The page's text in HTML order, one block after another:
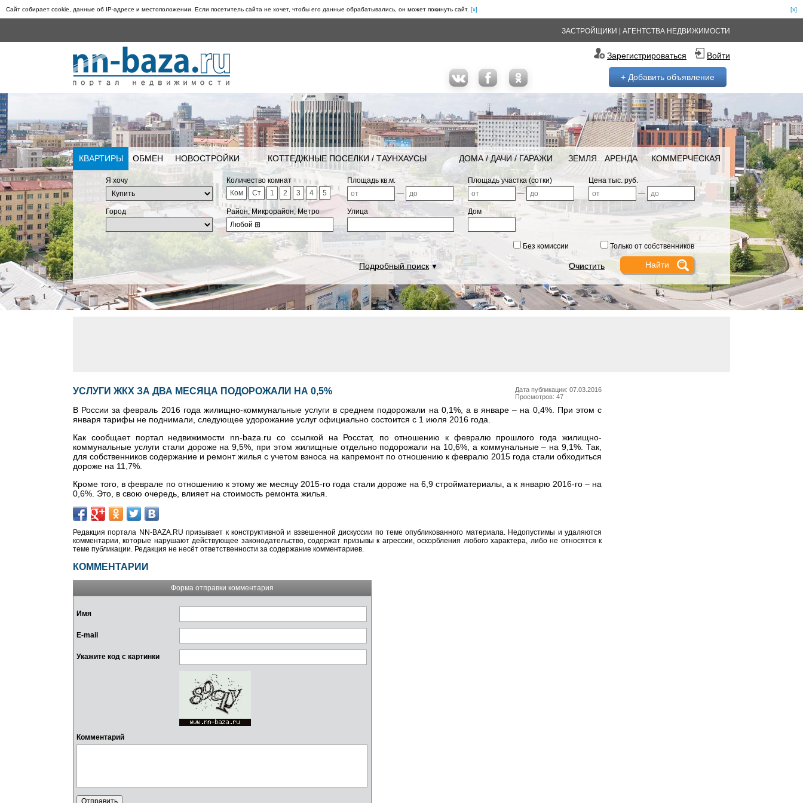
Сайт собирает cookie, данные об IP-адресе и местоположении. Если посетитель сайта не хочет, чтобы его данные обрабатывались, он может покинуть сайт. [x]
[x]
ЗАСТРОЙЩИКИ АГЕНТСТВА НЕДВИЖИМОСТИ
Зарегистрироваться Войти
+ Добавить объявление
КВАРТИРЫ ОБМЕН НОВОСТРОЙКИ КОТТЕДЖНЫЕ ПОСЕЛКИ / ТАУНХАУСЫ ДОМА / ДАЧИ / ГАРАЖИ ЗЕМЛЯ АРЕНДА КОММЕРЧЕСКАЯ
Я хочу
Количество комнат
Ком
Ст 1 2 3 4 5
Площадь кв.м.
—
Площадь участка (сотки)
—
Цена тыс. руб.
—
Город
Район, Микрорайон, Метро
Любой ⊞
Улица Дом
Без комиссии Только от собственников
Подробный поиск▼ Очистить
Дата публикации: 07.03.2016
Просмотров: 47
УСЛУГИ ЖКХ ЗА ДВА МЕСЯЦА ПОДОРОЖАЛИ НА 0,5%
В России за февраль 2016 года жилищно-коммунальные услуги в среднем подорожали на 0,1%, а в январе – на 0,4%. При этом с
января тарифы не поднимали, следующее удорожание услуг официально состоится с 1 июля 2016 года.
Как сообщает портал недвижимости nn-baza.ru со ссылкой на Росстат, по отношению к февралю прошлого года жилищно-
коммунальные услуги стали дороже на 9,5%, при этом жилищные отдельно подорожали на 10,6%, а коммунальные – на 9,1%. Так,
для собственников содержание и ремонт жилья с учетом взноса на капремонт по отношению к февралю 2015 года стали обходиться
дороже на 11,7%.
Кроме того, в феврале по отношению к этому же месяцу 2015-го года стали дороже на 6,9 стройматериалы, а к январю 2016-го – на
0,6%. Это, в свою очередь, влияет на стоимость ремонта жилья.
Редакция портала NN-BAZA.RU призывает к конструктивной и взвешенной дискуссии по теме опубликованного материала. Недопустимы и удаляются
комментарии, которые нарушают действующее законодательство, содержат призывы к агрессии, оскорбления любого характера, либо не относятся к
теме публикации. Редакция не несёт ответственности за содержание комментариев.
КОММЕНТАРИИ
Форма отправки комментария
Имя
E-mail
Укажите код с картинки
Комментарий